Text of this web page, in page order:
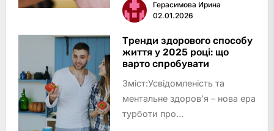
їжі та переїдання
увечеріВідсутність
різноманіття у
раціоніНадмірна суворість і
заборониІгнорування сигналів
голоду та си…
Герасимова Ирина
02.01.2026
Тренди здорового способу
життя у 2025 році: що
варто спробувати
Зміст:Усвідомленість та
ментальне здоров’я – нова ера
турботи про